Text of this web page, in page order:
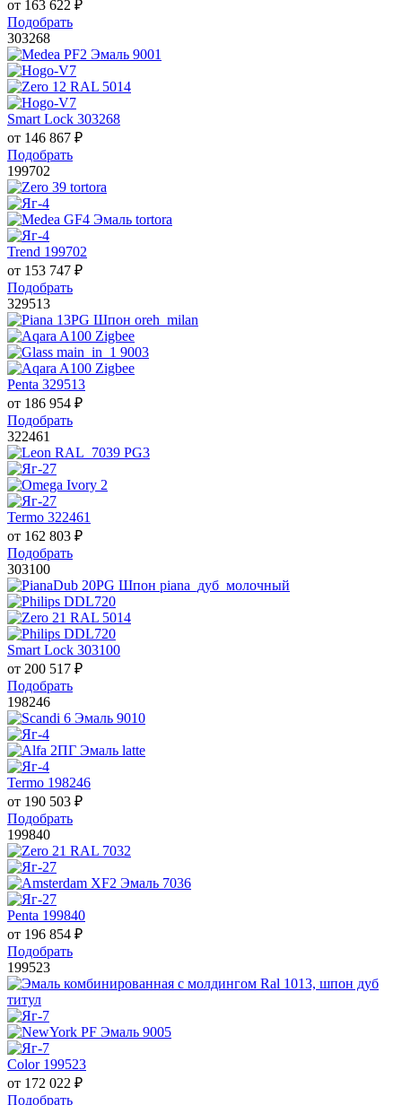
от 163 622 ₽
Подобрать
303268
Smart Lock 303268
от 146 867 ₽
Подобрать
199702
Trend 199702
от 153 747 ₽
Подобрать
329513
Penta 329513
от 186 954 ₽
Подобрать
322461
Termo 322461
от 162 803 ₽
Подобрать
303100
Smart Lock 303100
от 200 517 ₽
Подобрать
198246
Termo 198246
от 190 503 ₽
Подобрать
199840
Penta 199840
от 196 854 ₽
Подобрать
199523
Color 199523
от 172 022 ₽
Подобрать